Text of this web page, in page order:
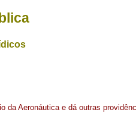
da Aeronáutica e dá outras